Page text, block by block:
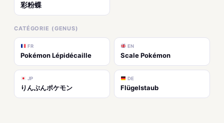
彩粉蝶
CATÉGORIE (GENUS)
FR
Pokémon Lépidécaille
EN
Scale Pokémon
JP
りんぷんポケモン
DE
Flügelstaub